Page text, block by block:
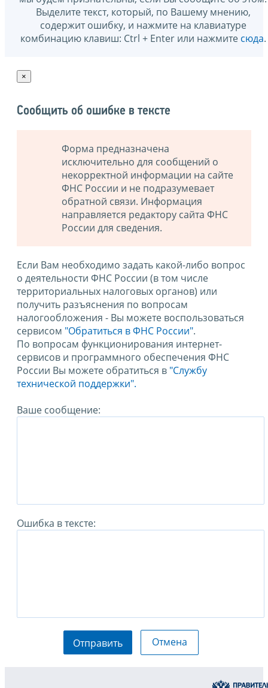
Выделите текст, который, по Вашему мнению,
содержит ошибку, и нажмите на клавиатуре
комбинацию клавиш: Ctrl + Enter или нажмите сюда.
×
Сообщить об ошибке в тексте
Форма предназначена
исключительно для сообщений о
некорректной информации на сайте
ФНС России и не подразумевает
обратной связи. Информация
направляется редактору сайта ФНС
России для сведения.
Если Вам необходимо задать какой-либо вопрос
о деятельности ФНС России (в том числе
территориальных налоговых органов) или
получить разъяснения по вопросам
налогообложения - Вы можете воспользоваться
сервисом "Обратиться в ФНС России".
По вопросам функционирования интернет-
сервисов и программного обеспечения ФНС
России Вы можете обратиться в "Службу
технической поддержки".
Ваше сообщение:
Ошибка в тексте:
Отправить Отмена